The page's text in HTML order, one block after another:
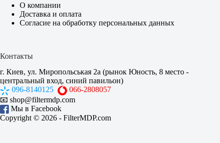
О компании
Доставка и оплата
Согласие на обработку персональных данных
Контакты
г. Киев, ул. Миропольськая 2а (рынок Юность, 8 место -
центральный вход, синий павильон)
096-8140125
066-2808057
📧 shop@filtermdp.com
Мы в Facebook
Copyright © 2026 - FilterMDP.com